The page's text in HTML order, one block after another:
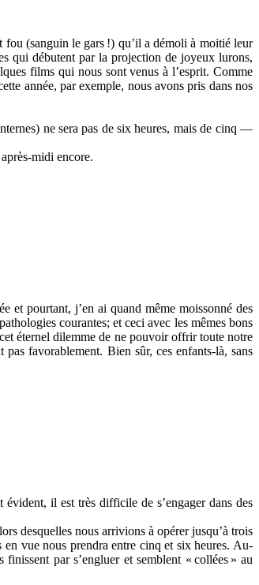
fou (sanguin le gars !) qu’il a démoli à moitié leur
qui débutent par la projection de joyeux lurons,
films qui nous sont venus à l’esprit. Comme
année, par exemple, nous avons pris dans nos
ne sera pas de six heures, mais de cinq —
midi encore.
et pourtant, j’en ai quand même moissonné des
courantes; et ceci avec les mêmes bons
éternel dilemme de ne pouvoir offrir toute notre
favorablement. Bien sûr, ces enfants-là, sans
il est très difficile de s’engager dans des
desquelles nous arrivions à opérer jusqu’à trois
vue nous prendra entre cinq et six heures. Au-
finissent par s’engluer et semblent « collées » au